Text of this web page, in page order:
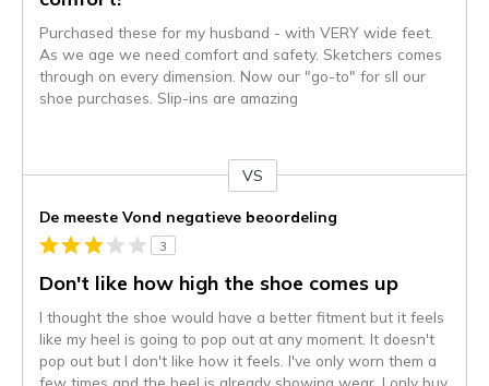
Purchased these for my husband - with VERY wide feet.
As we age we need comfort and safety. Sketchers comes
through on every dimension. Now our "go-to" for sll our
shoe purchases. Slip-ins are amazing
content
wordt
momenteel
gemigreerd
de
niejee
page_id.
VS
De meeste Vond negatieve beoordeling
3
Don't like how high the shoe comes up
I thought the shoe would have a better fitment but it feels
like my heel is going to pop out at any moment. It doesn't
pop out but I don't like how it feels. I've only worn them a
few times and the heel is already showing wear. I only buy